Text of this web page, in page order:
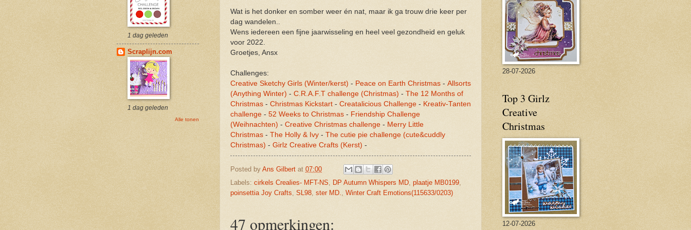
Wat is het donker en somber weer én nat, maar ik ga trouw drie keer per
dag wandelen..
Wens iedereen een fijne jaarwisseling en heel veel gezondheid en geluk
voor 2022.
Groetjes, Ansx
Challenges:
Creative Sketchy Girls (Winter/kerst) - Peace on Earth Christmas - Allsorts
(Anything Winter) - C.R.A.F.T challenge (Christmas) - The 12 Months of
Christmas - Christmas Kickstart - Creatalicious Challenge - Kreativ-Tanten
challenge - 52 Weeks to Christmas - Friendship Challenge
(Weihnachten) - Creative Christmas challenge - Merry Little
Christmas - The Holly & Ivy - The cutie pie challenge (cute&cuddly
Christmas) - Girlz Creative Crafts (Kerst) -
Posted by Ans Gilbert at 07:00
Labels: cirkels Crealies- MFT-NS, DP Autumn Whispers MD, plaatje MB0199,
poinsettia Joy Crafts, SL98, ster MD., Winter Craft Emotions(115633/0203)
47 opmerkingen:
1 dag geleden
Scraplijn.com
1 dag geleden
Alle tonen
28-07-2026
Top 3 Girlz
Creative
Christmas
12-07-2026